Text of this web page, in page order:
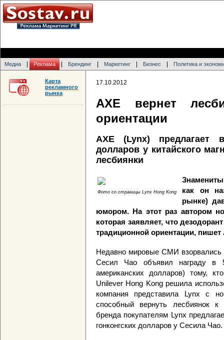
Медиа Реклама Брендинг Маркетинг Бизнес Политика и
17.10.2012
AXE вернет
ориентации
AXE (Lynx) предлагает
долларов у китайского
лесбиянки
Фото со страницы Lynx Hong Kong
как он
рынке)
юмором. На этот раз автором
которая заявляет, что
традиционной ориентации, пишет
Недавно мировые СМИ взорвались
Сесил Чао объявил награду в
американских долларов) тому,
Unilever Hong Kong решила
компания представила Lynx с
способный вернуть лесбиянок к
бренда покупателям Lynx
гонконгских долларов у Сесила Чао.
Карта
рекламного
рынка